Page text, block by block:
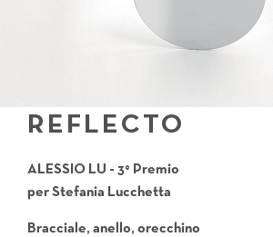
REFLECTO
ALESSIO LU - 3° Premio
per Stefania Lucchetta
Bracciale, anello, orecchino